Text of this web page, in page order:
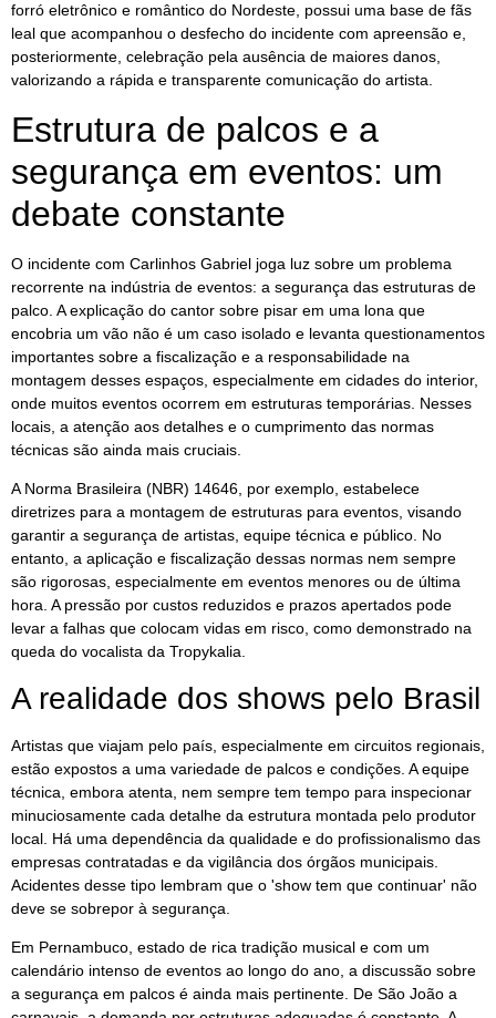
forró eletrônico e romântico do Nordeste, possui uma base de fãs
leal que acompanhou o desfecho do incidente com apreensão e,
posteriormente, celebração pela ausência de maiores danos,
valorizando a rápida e transparente comunicação do artista.
Estrutura de palcos e a
segurança em eventos: um
debate constante
O incidente com Carlinhos Gabriel joga luz sobre um problema
recorrente na indústria de eventos: a segurança das estruturas de
palco. A explicação do cantor sobre pisar em uma lona que
encobria um vão não é um caso isolado e levanta questionamentos
importantes sobre a fiscalização e a responsabilidade na
montagem desses espaços, especialmente em cidades do interior,
onde muitos eventos ocorrem em estruturas temporárias. Nesses
locais, a atenção aos detalhes e o cumprimento das normas
técnicas são ainda mais cruciais.
A Norma Brasileira (NBR) 14646, por exemplo, estabelece
diretrizes para a montagem de estruturas para eventos, visando
garantir a segurança de artistas, equipe técnica e público. No
entanto, a aplicação e fiscalização dessas normas nem sempre
são rigorosas, especialmente em eventos menores ou de última
hora. A pressão por custos reduzidos e prazos apertados pode
levar a falhas que colocam vidas em risco, como demonstrado na
queda do vocalista da Tropykalia.
A realidade dos shows pelo Brasil
Artistas que viajam pelo país, especialmente em circuitos regionais,
estão expostos a uma variedade de palcos e condições. A equipe
técnica, embora atenta, nem sempre tem tempo para inspecionar
minuciosamente cada detalhe da estrutura montada pelo produtor
local. Há uma dependência da qualidade e do profissionalismo das
empresas contratadas e da vigilância dos órgãos municipais.
Acidentes desse tipo lembram que o 'show tem que continuar' não
deve se sobrepor à segurança.
Em Pernambuco, estado de rica tradição musical e com um
calendário intenso de eventos ao longo do ano, a discussão sobre
a segurança em palcos é ainda mais pertinente. De São João a